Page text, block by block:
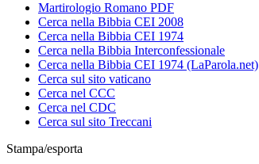
Martirologio Romano PDF
Cerca nella Bibbia CEI 2008
Cerca nella Bibbia CEI 1974
Cerca nella Bibbia Interconfessionale
Cerca nella Bibbia CEI 1974 (LaParola.net)
Cerca sul sito vaticano
Cerca nel CCC
Cerca nel CDC
Cerca sul sito Treccani
Stampa/esporta